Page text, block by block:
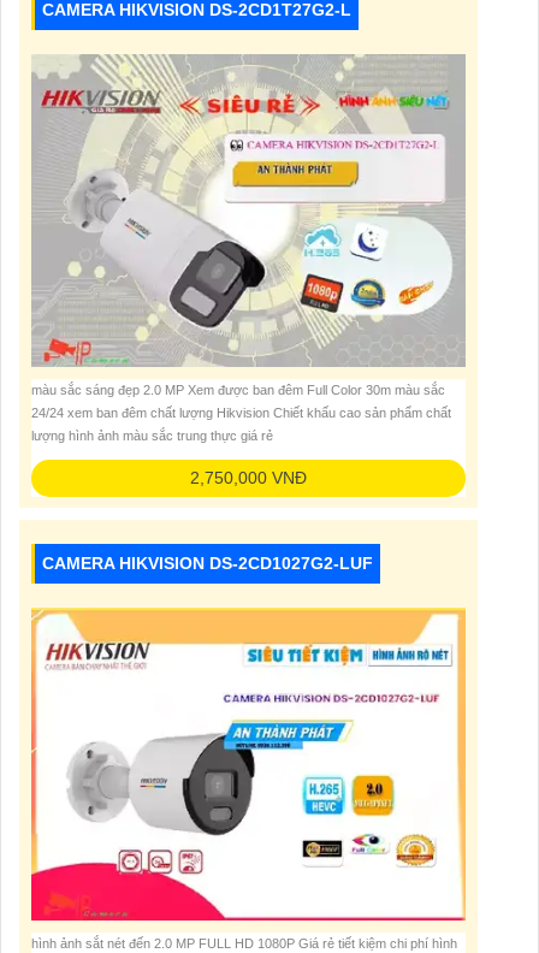
CAMERA HIKVISION DS-2CD1T27G2-L
màu sắc sáng đẹp 2.0 MP Xem được ban đêm Full Color 30m màu sắc
24/24 xem ban đêm chất lượng Hikvision Chiết khấu cao sản phẩm chất
lượng hình ảnh màu sắc trung thực giá rẻ
2,750,000 VNĐ
CAMERA HIKVISION DS-2CD1027G2-LUF
hình ảnh sắt nét đến 2.0 MP FULL HD 1080P Giá rẻ tiết kiệm chi phí hình